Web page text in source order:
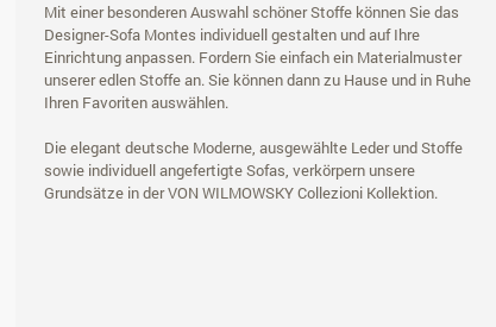
Mit einer besonderen Auswahl schöner Stoffe können Sie das
Designer-Sofa Montes individuell gestalten und auf Ihre
Einrichtung anpassen. Fordern Sie einfach ein Materialmuster
unserer edlen Stoffe an. Sie können dann zu Hause und in Ruhe
Ihren Favoriten auswählen.
Die elegant deutsche Moderne, ausgewählte Leder und Stoffe
sowie individuell angefertigte Sofas, verkörpern unsere
Grundsätze in der VON WILMOWSKY Collezioni Kollektion.